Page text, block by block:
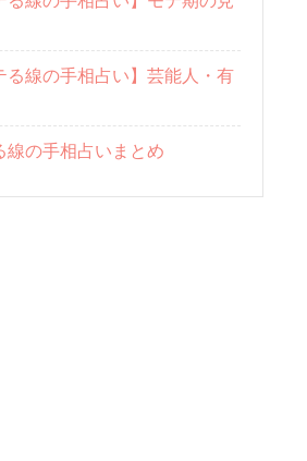
る線の手相占い】芸能人・有
線の手相占いまとめ